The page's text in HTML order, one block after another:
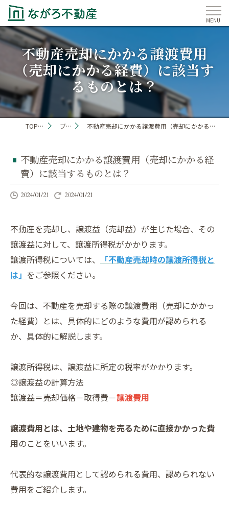
不動産売却にかかる譲渡費用
（売却にかかる経費）に該当す
るものとは？
TOP PAGE ブログ 不動産売却にかかる譲渡費用（売却にかかる経費）に該当するものとは？
不動産売却にかかる譲渡費用（売却にかかる経
費）に該当するものとは？
2024/01/21 2024/01/21
不動産を売却し、譲渡益（売却益）が生じた場合、その
譲渡益に対して、譲渡所得税がかかります。
譲渡所得税については、
「不動産売却時の譲渡所得税と
は」 をご参照ください。
今回は、不動産を売却する際の譲渡費用（売却にかかっ
た経費）とは、具体的にどのような費用が認められる
か、具体的に解説します。
譲渡所得税は、譲渡益に所定の税率がかかります。
◎譲渡益の計算方法
譲渡益＝売却価格－取得費－譲渡費用
譲渡費用とは、土地や建物を売るために直接かかった費
用のことをいいます。
代表的な譲渡費用として認められる費用、認められない
費用をご紹介します。